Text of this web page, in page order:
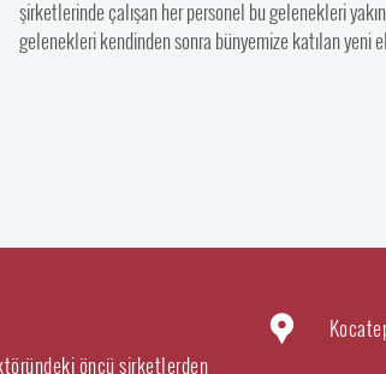
şirketlerinde çalışan her personel bu gelenekleri
gelenekleri kendinden sonra bünyemize katılan yeni
öncü şirketlerden